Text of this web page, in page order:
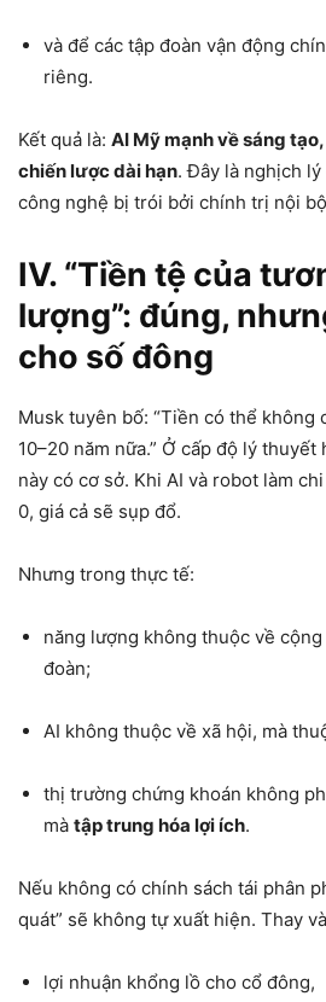
và để các tập đoàn vận động
riêng.
Kết quả là: AI Mỹ mạnh về sáng
chiến lược dài hạn. Đây là nghịch
công nghệ bị trói bởi chính trị nội
IV. “Tiền tệ của
lượng”: đúng,
cho số đông
Musk tuyên bố: “Tiền có thể không
10–20 năm nữa.” Ở cấp độ lý
này có cơ sở. Khi AI và robot làm
0, giá cả sẽ sụp đổ.
Nhưng trong thực tế:
năng lượng không thuộc về
đoàn;
AI không thuộc về xã hội, mà
thị trường chứng khoán không
mà tập trung hóa lợi ích.
Nếu không có chính sách tái phân
quát” sẽ không tự xuất hiện. Thay
lợi nhuận khổng lồ cho cổ đông,